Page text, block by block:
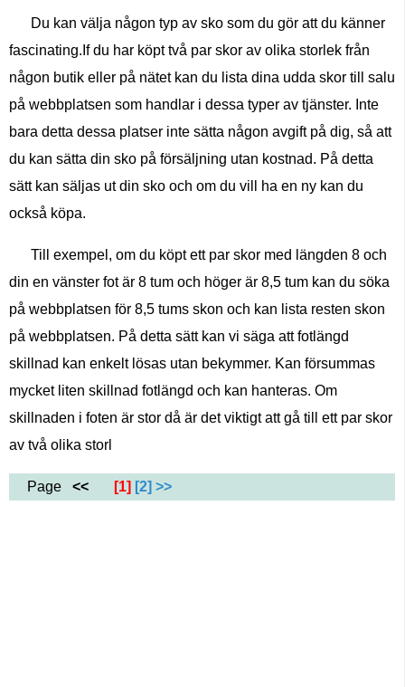
Du kan välja någon typ av sko som du gör att du känner
fascinating.If du har köpt två par skor av olika storlek från
någon butik eller på nätet kan du lista dina udda skor till salu
på webbplatsen som handlar i dessa typer av tjänster. Inte
bara detta dessa platser inte sätta någon avgift på dig, så att
du kan sätta din sko på försäljning utan kostnad. På detta
sätt kan säljas ut din sko och om du vill ha en ny kan du
också köpa.
Till exempel, om du köpt ett par skor med längden 8 och
din en vänster fot är 8 tum och höger är 8,5 tum kan du söka
på webbplatsen för 8,5 tums skon och kan lista resten skon
på webbplatsen. På detta sätt kan vi säga att fotlängd
skillnad kan enkelt lösas utan bekymmer. Kan försummas
mycket liten skillnad fotlängd och kan hanteras. Om
skillnaden i foten är stor då är det viktigt att gå till ett par skor
av två olika storl
Page << [1] [2] >>